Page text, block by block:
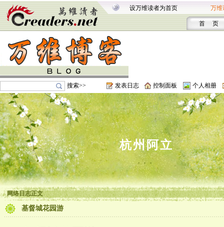
设万维读者为首页 万维
首 页
搜索>> 发表日志 控制面板 个人相册
杭州阿立
。。。
网络日志正文
基督城花园游